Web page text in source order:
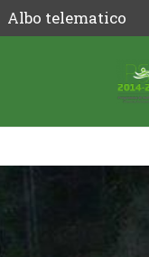
Albo telematico